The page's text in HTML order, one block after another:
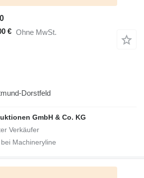
€ Ohne MwSt.
Dorstfeld
GmbH & Co. KG
Machineryline